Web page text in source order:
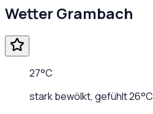
WetterGrambach
27°C
stark bewölkt, gefühlt26°C